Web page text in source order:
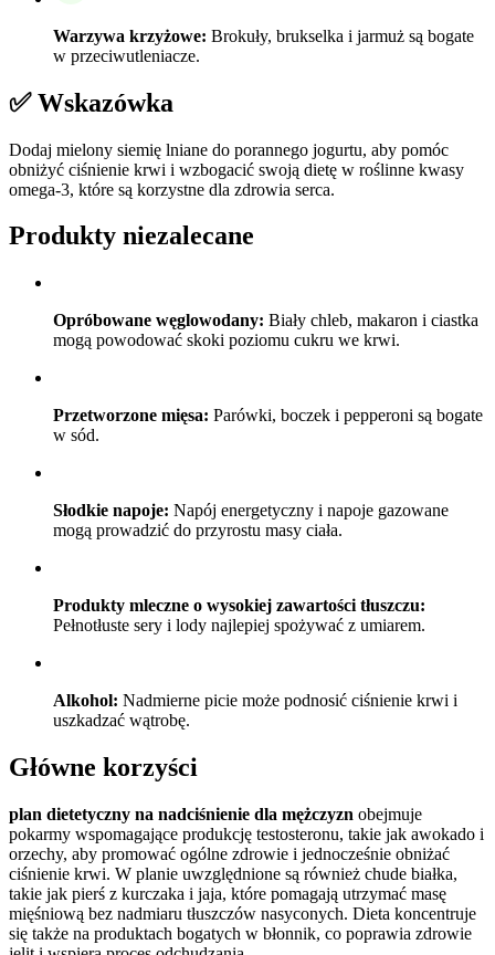
Warzywa krzyżowe: Brokuły, brukselka i jarmuż są bogate
w przeciwutleniacze.
✅ Wskazówka
Dodaj mielony siemię lniane do porannego jogurtu, aby pomóc
obniżyć ciśnienie krwi i wzbogacić swoją dietę w roślinne kwasy
omega-3, które są korzystne dla zdrowia serca.
Produkty niezalecane
Opróbowane węglowodany: Biały chleb, makaron i ciastka
mogą powodować skoki poziomu cukru we krwi.
Przetworzone mięsa: Parówki, boczek i pepperoni są bogate
w sód.
Słodkie napoje: Napój energetyczny i napoje gazowane
mogą prowadzić do przyrostu masy ciała.
Produkty mleczne o wysokiej zawartości tłuszczu:
Pełnotłuste sery i lody najlepiej spożywać z umiarem.
Alkohol: Nadmierne picie może podnosić ciśnienie krwi i
uszkadzać wątrobę.
Główne korzyści
plan dietetyczny na nadciśnienie dla mężczyzn obejmuje
pokarmy wspomagające produkcję testosteronu, takie jak awokado i
orzechy, aby promować ogólne zdrowie i jednocześnie obniżać
ciśnienie krwi. W planie uwzględnione są również chude białka,
takie jak pierś z kurczaka i jaja, które pomagają utrzymać masę
mięśniową bez nadmiaru tłuszczów nasyconych. Dieta koncentruje
się także na produktach bogatych w błonnik, co poprawia zdrowie